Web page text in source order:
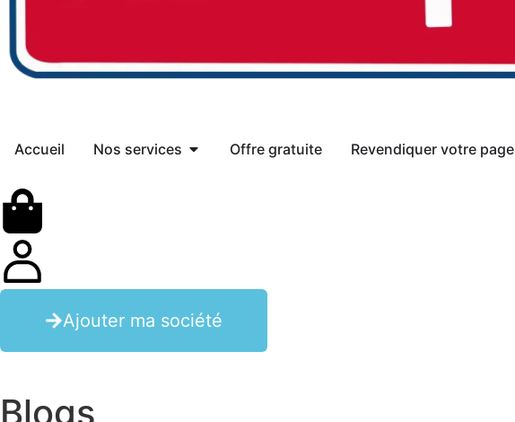
Accueil Nos services Offre gratuite Revendiquer votre page
Ajouter ma société
Blogs